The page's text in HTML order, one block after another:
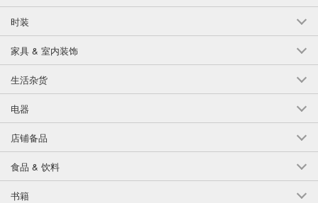
时装
家具 & 室内装饰
生活杂货
电器
店铺备品
食品 & 饮料
书籍